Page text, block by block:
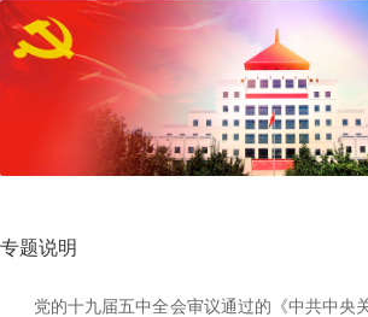
专题说明
党的十九届五中全会审议通过的《中共中央